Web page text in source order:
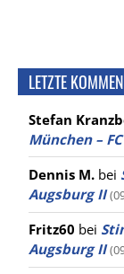
LETZTE
Stefan
München –
Dennis M. bei
Augsburg II
Fritz60 bei
Augsburg II